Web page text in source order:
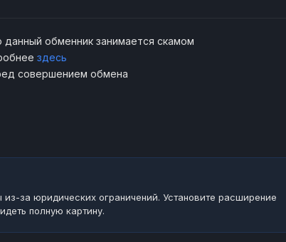
данный обменник занимается скамом
здесь
совершением обмена
из-за юридических ограничений. Установите расширение
полную картину.